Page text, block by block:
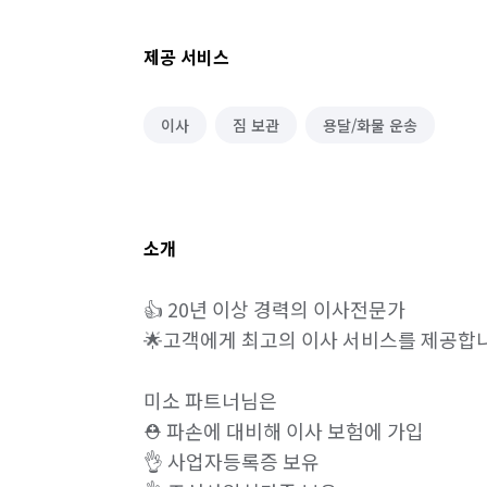
제공 서비스
이사 짐 보관 용달/화물 운송
소개
👍 20년 이상 경력의 이사전문가
🌟고객에게 최고의 이사 서비스를 제공합
미소 파트너님은
⛑️ 파손에 대비해 이사 보험에 가입
👌 사업자등록증 보유